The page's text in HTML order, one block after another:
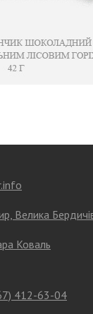
Велика
Коваль
412-63-04